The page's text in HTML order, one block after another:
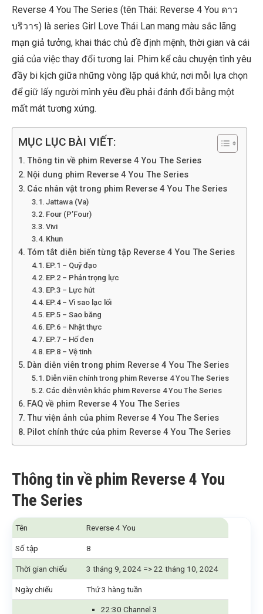
Reverse 4 You The Series (tên Thái: Reverse 4 You ดาว
บริวาร) là series Girl Love Thái Lan mang màu sắc lãng
mạn giả tưởng, khai thác chủ đề định mệnh, thời gian và cái
giá của việc thay đổi tương lai. Phim kể câu chuyện tình yêu
đầy bi kịch giữa những vòng lặp quá khứ, nơi mỗi lựa chọn
để giữ lấy người mình yêu đều phải đánh đổi bằng một
mất mát tương xứng.
MỤC LỤC BÀI VIẾT:
Thông tin về phim Reverse 4 You The Series
Nội dung phim Reverse 4 You The Series
Các nhân vật trong phim Reverse 4 You The Series
Jattawa (Va)
Four (P’Four)
Vivi
Khun
Tóm tắt diễn biến từng tập Reverse 4 You The Series
EP.1 – Quỹ đạo
EP.2 – Phản trọng lực
EP.3 – Lực hút
EP.4 – Vì sao lạc lối
EP.5 – Sao băng
EP.6 – Nhật thực
EP.7 – Hố đen
EP.8 – Vệ tinh
Dàn diễn viên trong phim Reverse 4 You The Series
Diễn viên chính trong phim Reverse 4 You The Series
Các diễn viên khác phim Reverse 4 You The Series
FAQ về phim Reverse 4 You The Series
Thư viện ảnh của phim Reverse 4 You The Series
Pilot chính thức của phim Reverse 4 You The Series
Thông tin về phim Reverse 4 You
The Series
Tên Reverse 4 You
Số tập 8
Thời gian chiếu 3 tháng 9, 2024 => 22 tháng 10, 2024
Ngày chiếu Thứ 3 hàng tuần
22:30 Channel 3